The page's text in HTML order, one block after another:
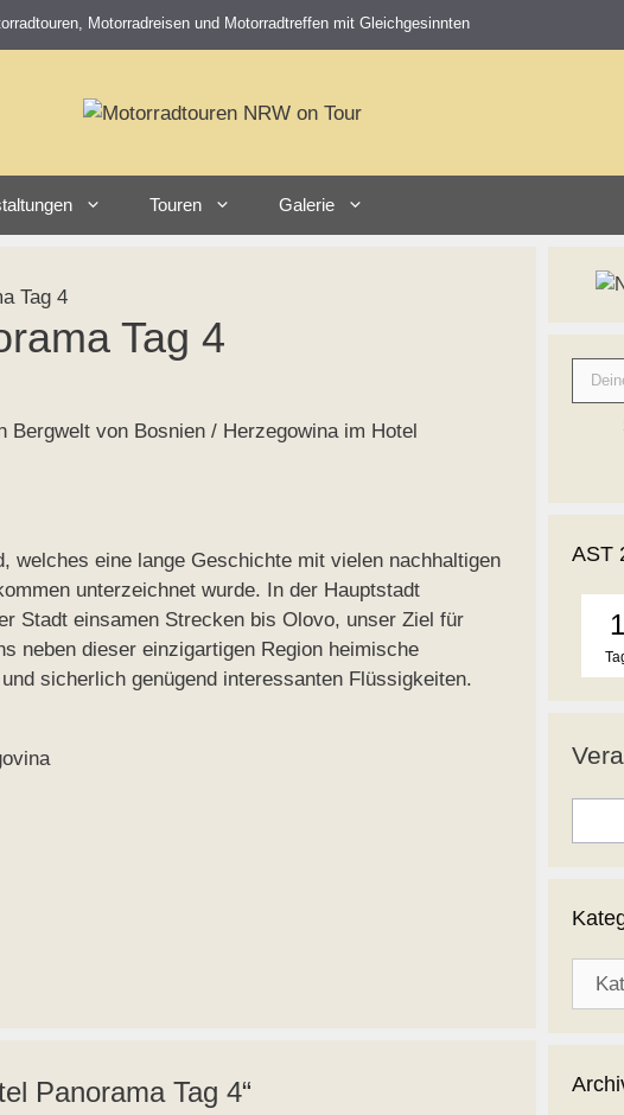
Motorradreisen und Motorradtreffen mit Gleichgesinnten
Touren Galerie
Tag 4
Tag 4
von Bosnien / Herzegowina im Hotel
welches eine lange Geschichte mit vielen nachhaltigen
unterzeichnet wurde. In der Hauptstadt
Stadt einsamen Strecken bis Olovo, unser Ziel für
neben dieser einzigartigen Region heimische
sicherlich genügend interessanten Flüssigkeiten.
Panorama Tag 4“
Deine E-Mail
AST
1